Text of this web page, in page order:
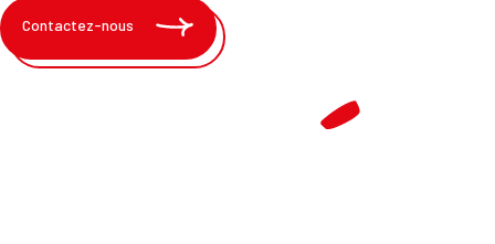
Contactez-nous